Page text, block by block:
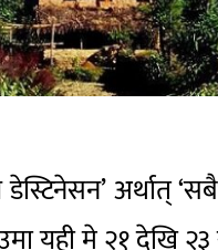
डेस्टिनेसन’ अर्थात्
यही मे २१ देखि